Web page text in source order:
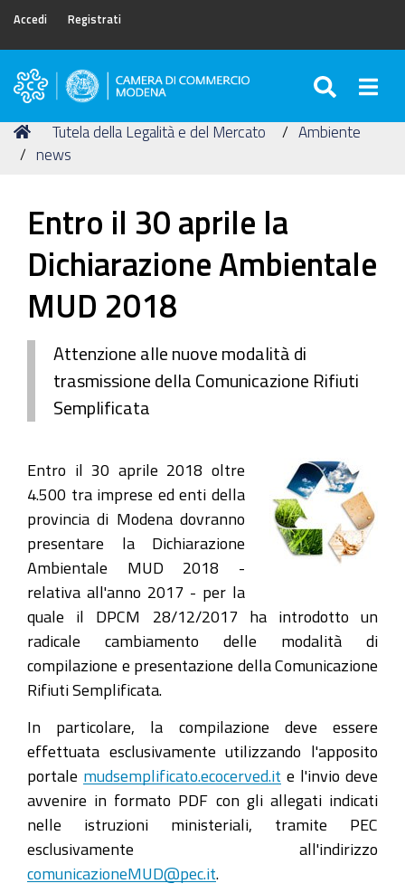
Accedi Registrati
Camera
Commercio
di
Tu
sei
Home
Tutela della Legalità e del Mercato
Ambiente
news
Entro il 30 aprile la
Dichiarazione Ambientale
MUD 2018
Attenzione alle nuove modalità di
trasmissione della Comunicazione Rifiuti
Semplificata
Entro il 30 aprile 2018 oltre
4.500 tra imprese ed enti della
provincia di Modena dovranno
presentare la Dichiarazione
Ambientale MUD 2018 -
relativa all'anno 2017 - per la
quale il DPCM 28/12/2017 ha introdotto un
radicale cambiamento delle modalità di
compilazione e presentazione della Comunicazione
Rifiuti Semplificata.
In particolare, la compilazione deve essere
effettuata esclusivamente utilizzando l'apposito
portale mudsemplificato.ecocerved.it e l'invio deve
avvenire in formato PDF con gli allegati indicati
nelle istruzioni ministeriali, tramite PEC
esclusivamente all'indirizzo
comunicazioneMUD@pec.it